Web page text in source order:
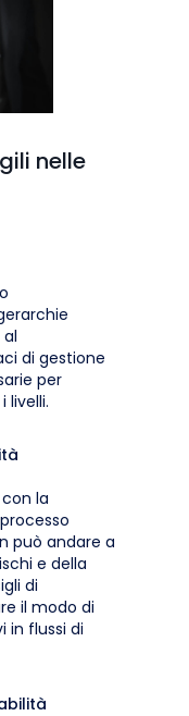
nelle
di gestione
per
livelli.
la
può andare a
e della
di
il modo di
in flussi di